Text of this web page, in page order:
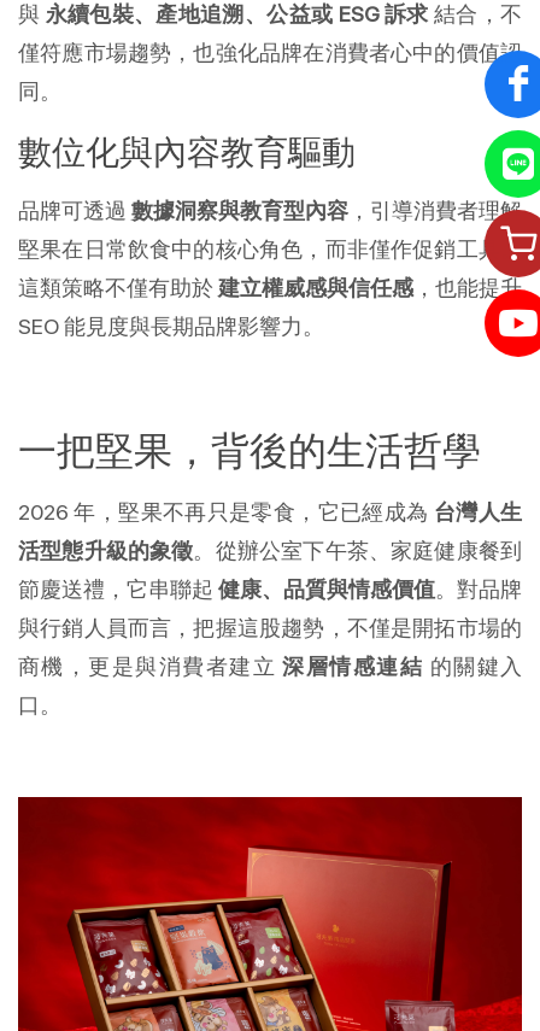
與 永續包裝、產地追溯、公益或 ESG 訴求 結合，不
僅符應市場趨勢，也強化品牌在消費者心中的價值認
同。
數位化與內容教育驅動
品牌可透過 數據洞察與教育型內容 ，引導消費者理解
堅果在日常飲食中的核心角色，而非僅作促銷工具。
這類策略不僅有助於 建立權威感與信任感，也能提升
SEO 能見度與長期品牌影響力。
一把堅果，背後的生活哲學
2026 年，堅果不再只是零食，它已經成為 台灣人生
活型態升級的象徵。從辦公室下午茶、家庭健康餐到
節慶送禮，它串聯起 健康、品質與情感價值。對品牌
與行銷人員而言，把握這股趨勢，不僅是開拓市場的
商機，更是與消費者建立深層情感連結 的關鍵入
口。